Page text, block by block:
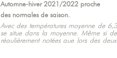
Automne-hiver 2021/2022 proche
des normales de saison.
Avec des températures moyenne de
se situe dans la moyenne. Même si
régulièrement notées que lors des
c'est janvier qui reste le plus froid (-1°C